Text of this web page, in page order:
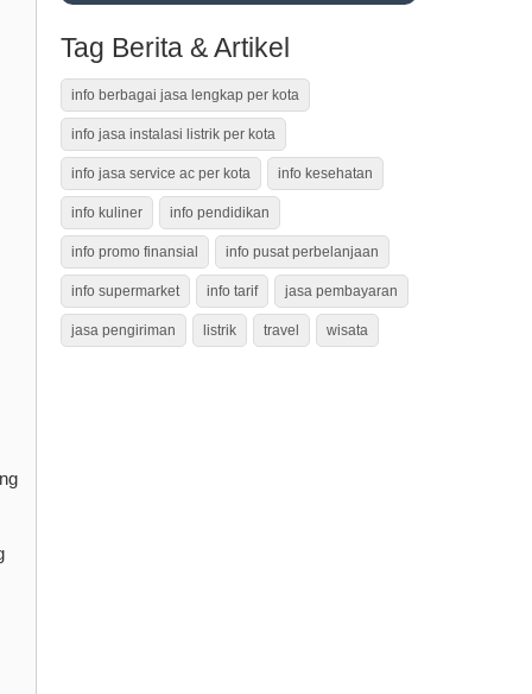
Tag Berita & Artikel
info berbagai jasa lengkap per kota
info jasa instalasi listrik per kota
info jasa service ac per kota info kesehatan
info kuliner info pendidikan
info promo finansial info pusat perbelanjaan
info supermarket info tarif jasa pembayaran
jasa pengiriman listrik travel wisata